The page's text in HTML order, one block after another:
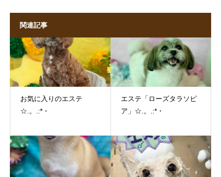
関連記事
お気に入りのエステ
☆.。.:*・
エステ「ローズタラソピ
ア」☆.。.:*・